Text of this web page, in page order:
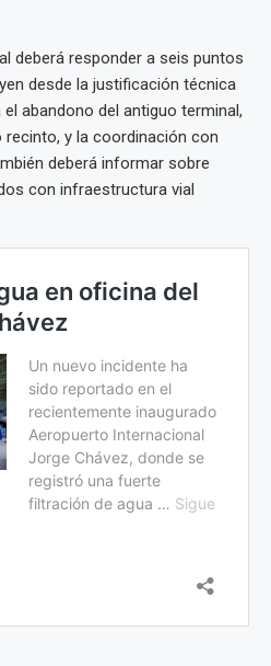
deberá responder a seis puntos
desde la justificación técnica
abandono del antiguo terminal,
y la coordinación con
deberá informar sobre
con infraestructura vial